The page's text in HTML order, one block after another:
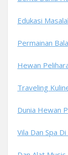
Edukasi
Permainan
Hewan
Traveling
Dunia Hewan
Vila Dan Spa Di